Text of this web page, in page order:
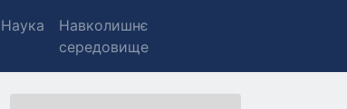
Наука
Навколишнє
середовище